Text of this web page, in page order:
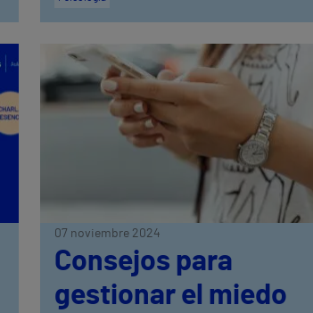
07 noviembre 2024
Consejos para
gestionar el miedo